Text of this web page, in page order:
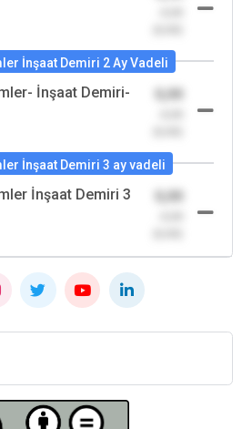
İnşaat Demiri 2 Ay Vadeli
İnşaat Demiri-
İnşaat Demiri 3 ay vadeli
İnşaat Demiri 3